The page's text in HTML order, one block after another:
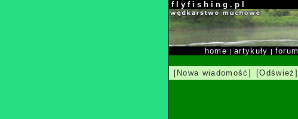
f l y f i s h i n g . p l
home |artykuły | forum
[Nowa wiadomość] [Odśwież]